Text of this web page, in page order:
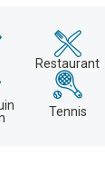
Restaurant
Tennis